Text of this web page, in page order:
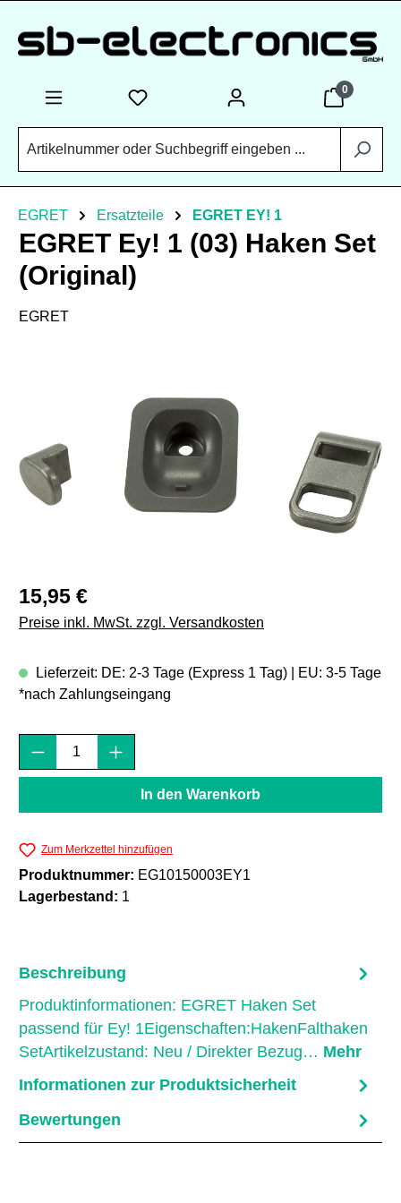
0
EGRET Ersatzteile EGRET EY! 1
EGRET Ey! 1 (03) Haken Set
(Original)
EGRET
Regulärer Preis:
15,95 €
Preise inkl. MwSt. zzgl. Versandkosten
Lieferzeit: DE: 2-3 Tage (Express 1 Tag) | EU: 3-5 Tage
*nach Zahlungseingang
Produkt Anzahl: Gib den gewünschten
In den Warenkorb
Zum Merkzettel hinzufügen
Produktnummer: EG10150003EY1
Lagerbestand: 1
Beschreibung
Produktinformationen: EGRET Haken Set
passend für Ey! 1Eigenschaften:HakenFalthaken
SetArtikelzustand: Neu / Direkter Bezug… Mehr
Informationen zur Produktsicherheit
Bewertungen